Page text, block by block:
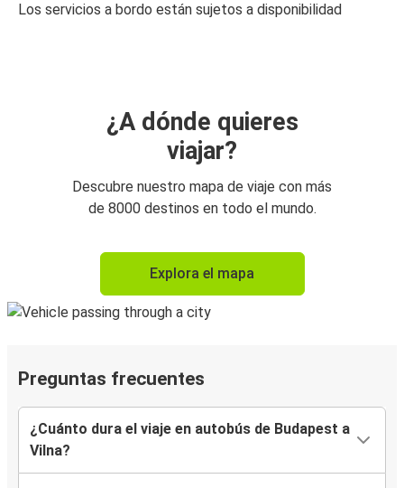
Los servicios a bordo están sujetos a disponibilidad
¿A dónde quieres
viajar?
Descubre nuestro mapa de viaje con más
de 8000 destinos en todo el mundo.
Explora el mapa
Preguntas frecuentes
¿Cuánto dura el viaje en autobús de Budapest a
Vilna?